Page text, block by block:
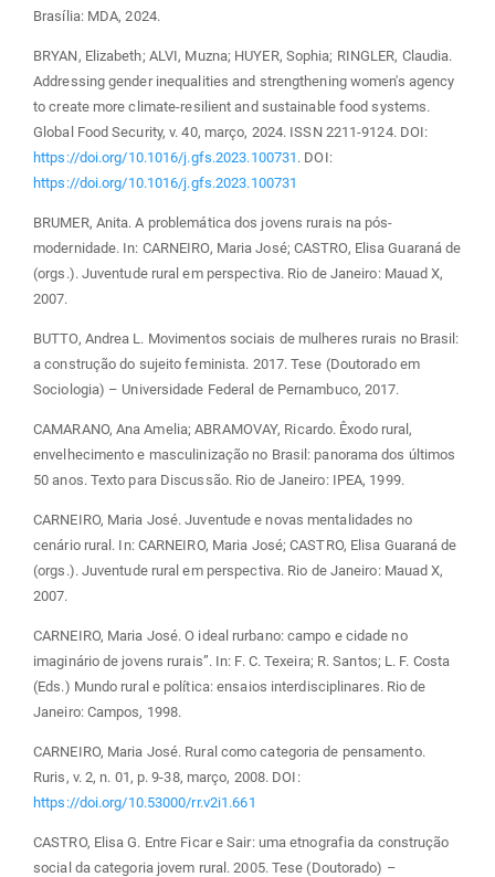
Brasília: MDA, 2024.
BRYAN, Elizabeth; ALVI, Muzna; HUYER, Sophia; RINGLER, Claudia.
Addressing gender inequalities and strengthening women's agency
to create more climate-resilient and sustainable food systems.
Global Food Security, v. 40, março, 2024. ISSN 2211-9124. DOI:
https://doi.org/10.1016/j.gfs.2023.100731 . DOI:
https://doi.org/10.1016/j.gfs.2023.100731
BRUMER, Anita. A problemática dos jovens rurais na pós-
modernidade. In: CARNEIRO, Maria José; CASTRO, Elisa Guaraná de
(orgs.). Juventude rural em perspectiva. Rio de Janeiro: Mauad X,
2007.
BUTTO, Andrea L. Movimentos sociais de mulheres rurais no Brasil:
a construção do sujeito feminista. 2017. Tese (Doutorado em
Sociologia) – Universidade Federal de Pernambuco, 2017.
CAMARANO, Ana Amelia; ABRAMOVAY, Ricardo. Êxodo rural,
envelhecimento e masculinização no Brasil: panorama dos últimos
50 anos. Texto para Discussão. Rio de Janeiro: IPEA, 1999.
CARNEIRO, Maria José. Juventude e novas mentalidades no
cenário rural. In: CARNEIRO, Maria José; CASTRO, Elisa Guaraná de
(orgs.). Juventude rural em perspectiva. Rio de Janeiro: Mauad X,
2007.
CARNEIRO, Maria José. O ideal rurbano: campo e cidade no
imaginário de jovens rurais”. In: F. C. Texeira; R. Santos; L. F. Costa
(Eds.) Mundo rural e política: ensaios interdisciplinares. Rio de
Janeiro: Campos, 1998.
CARNEIRO, Maria José. Rural como categoria de pensamento.
Ruris, v. 2, n. 01, p. 9-38, março, 2008. DOI:
https://doi.org/10.53000/rr.v2i1.661
CASTRO, Elisa G. Entre Ficar e Sair: uma etnografia da construção
social da categoria jovem rural. 2005. Tese (Doutorado) –